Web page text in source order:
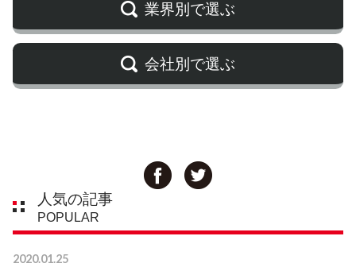
業界別で選ぶ
会社別で選ぶ
人気の記事
POPULAR
2020.01.25